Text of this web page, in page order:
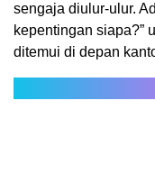
sengaja diulur-ulur.
kepentingan siapa?”
ditemui di depan